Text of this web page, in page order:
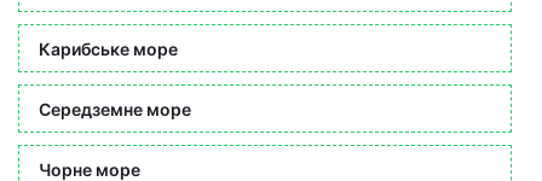
Карибське море
Середземне море
Чорне море